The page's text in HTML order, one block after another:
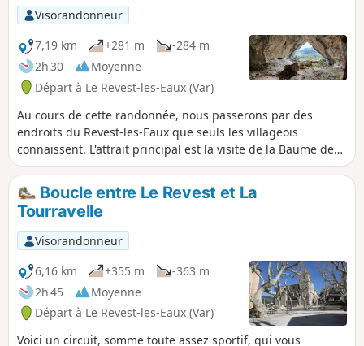
Visorandonneur
7,19 km
+281 m
-284 m
2h 30
Moyenne
Départ à Le Revest-les-Eaux (Var)
Au cours de cette randonnée, nous passerons par des
endroits du Revest-les-Eaux que seuls les villageois
connaissent. L'attrait principal est la visite de la Baume des
Cagarelles qui, sans doute, tire son nom des crottes de
chèvres sur son sol, quand il y avait encore des troupeaux.
C'est une belle baume (grotte) vaste et traversante avec une
belle vue jusqu'à la mer. On y descendra par un sentier, très
pentu, aidé par des cordes disposées entre les arbres. Sur
le retour, il sera possible d'aller voir le pigeonnier restauré,
en 2005, par l'architecte/maçon Jean-Pierre Willot, sur
commande de la mairie. Retour par le quartier des
Arrosants... le bien-nommé !
Boucle entre Le Revest et La
Tourravelle
Visorandonneur
6,16 km
+355 m
-363 m
2h 45
Moyenne
Départ à Le Revest-les-Eaux (Var)
Voici un circuit, somme toute assez sportif, qui vous